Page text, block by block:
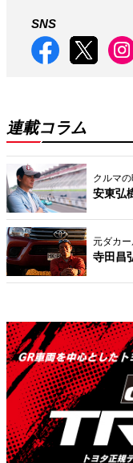
SNS
連載コラム
クルマ
安東弘
元ダカ
寺田昌